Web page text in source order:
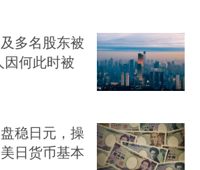
多名股东被
何此时被
稳日元，操
日货币基本